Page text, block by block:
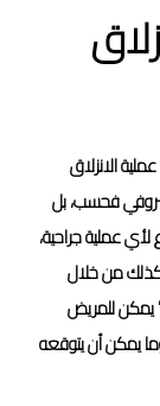
الانزلاق
فحسب، بل
عملية جراحية،
من خلال
للمريض
يمكن أن يتوقعه